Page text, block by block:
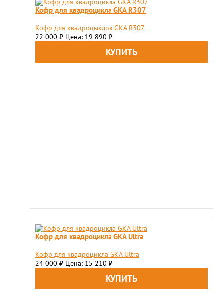
Кофр для квадроцикла GKA R307
Кофр для квадроцыклов GKA R307
22 000 ₽ Цена: 19 890 ₽
Кофр для квадроцикла GKA Ultra
Кофр для квадроцикла GKA Ultra
24 000 ₽ Цена: 15 210 ₽